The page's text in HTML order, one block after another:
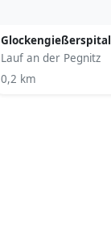
Glockengießerspital
Lauf an der Pegnitz
0,2 km